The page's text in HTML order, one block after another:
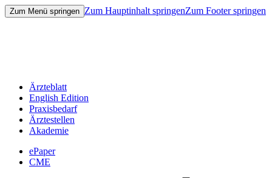
Zum Menü springen Zum Hauptinhalt springenZum Footer springen
Ärzteblatt
English Edition
Praxisbedarf
Ärztestellen
Akademie
ePaper
CME